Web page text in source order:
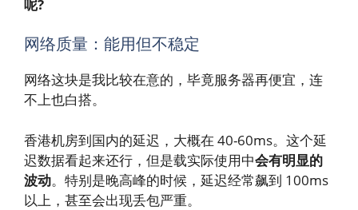
呢?
网络质量：能用但不稳定
网络这块是我比较在意的，毕竟服务器再便宜，连
不上也白搭。
香港机房到国内的延迟，大概在 40-60ms。这个延
迟数据看起来还行，但是载实际使用中会有明显的
波动。特别是晚高峰的时候，延迟经常飙到 100ms
以上，甚至会出现丢包严重。